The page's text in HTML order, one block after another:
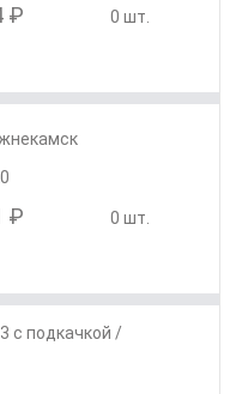
₽ 0 шт.
₽ 0 шт.
с подкачкой /